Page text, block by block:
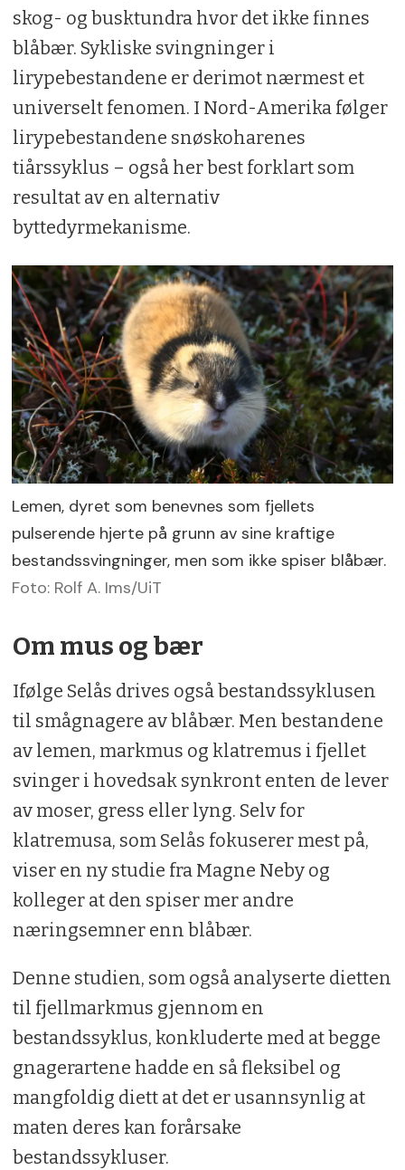
skog- og busktundra hvor det ikke finnes
blåbær. Sykliske svingninger i
lirypebestandene er derimot nærmest et
universelt fenomen. I Nord-Amerika følger
lirypebestandene snøskoharenes
tiårssyklus – også her best forklart som
resultat av en alternativ
byttedyrmekanisme.
Lemen, dyret som benevnes som fjellets
pulserende hjerte på grunn av sine kraftige
bestandssvingninger, men som ikke spiser blåbær.
Foto: Rolf A. Ims/UiT
Om mus og bær
Ifølge Selås drives også bestandssyklusen
til smågnagere av blåbær. Men bestandene
av lemen, markmus og klatremus i fjellet
svinger i hovedsak synkront enten de lever
av moser, gress eller lyng. Selv for
klatremusa, som Selås fokuserer mest på,
viser en ny studie fra Magne Neby og
kolleger at den spiser mer andre
næringsemner enn blåbær.
Denne studien, som også analyserte dietten
til fjellmarkmus gjennom en
bestandssyklus, konkluderte med at begge
gnagerartene hadde en så fleksibel og
mangfoldig diett at det er usannsynlig at
maten deres kan forårsake
bestandssykluser.